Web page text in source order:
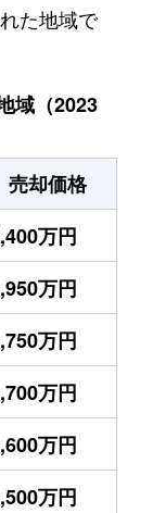
た地域で
域（2023
売却価格
万円
万円
万円
万円
万円
万円